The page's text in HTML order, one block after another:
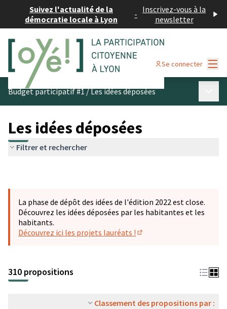
Suivez l'actualité de la
démocratie locale à Lyon
- Inscrivez-vous à la
newsletter
Se connecter
Budget participatif #1/Les idées déposées
Les idées déposées
Filtrer et rechercher
La phase de dépôt des idées de l'édition 2022 est close.
Découvrez les idées déposées par les habitantes et les
habitants.
Découvrez ici les projets lauréats !
310 propositions
Classement des propositions par :